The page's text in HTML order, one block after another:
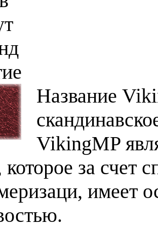
Название
VikingMP
которое за счет
имеет